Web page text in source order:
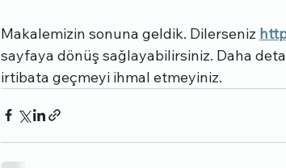
Makalemizin sonuna geldik. Dilerseniz
sayfaya dönüş sağlayabilirsiniz. Daha
irtibata geçmeyi ihmal etmeyiniz.